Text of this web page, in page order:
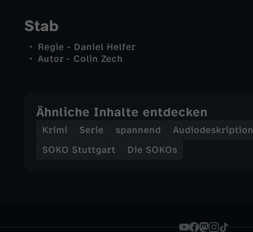
Stab
Regie - Daniel Helfer
Autor - Colin Zech
Ähnliche Inhalte entdecken
Krimi Serie spannend Audiodeskription
SOKO Stuttgart
Die SOKOs